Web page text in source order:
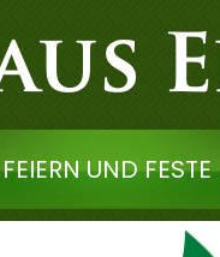
FEIERN UND FESTE